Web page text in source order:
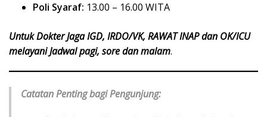
Poli Syaraf: 13.00 – 16.00 WITA
Untuk Dokter Jaga IGD, IRDO/VK, RAWAT INAP dan OK/ICU
melayani Jadwal pagi, sore dan malam.
Catatan Penting bagi Pengunjung: